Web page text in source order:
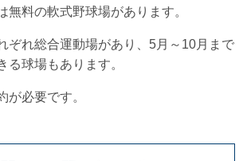
無料の軟式野球場があります。
ぞれ総合運動場があり、5月～10月まで
る球場もあります。
が必要です。